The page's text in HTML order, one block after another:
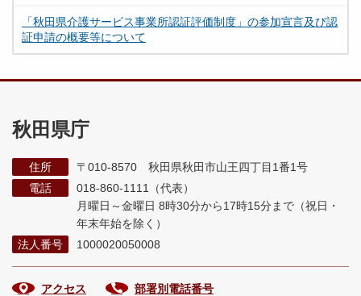
「秋田県介護サービス事業所認証評価制度」の参加宣言及び認
証申請の概要等について
秋田県庁
住所
〒010-8570 秋田県秋田市山王四丁目1番1号
電話
018-860-1111（代表）
月曜日～金曜日 8時30分から17時15分まで （祝日・
年末年始を除く）
法人番号
1000020050008
アクセス 部署別電話番号